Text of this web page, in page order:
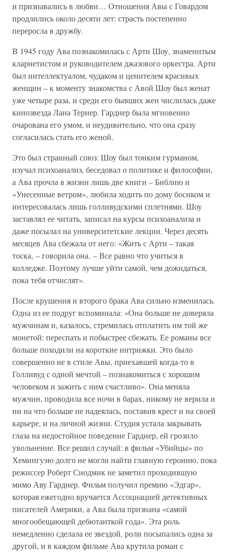
и признавались в любви… Отношения Авы с Говардом
продлились около десяти лет: страсть постепенно
переросла в дружбу.
В 1945 году Ава познакомилась с Арти Шоу, знаменитым
кларнетистом и руководителем джазового оркестра. Арти
был интеллектуалом, чудаком и ценителем красивых
женщин – к моменту знакомства с Авой Шоу был женат
уже четыре раза, и среди его бывших жен числилась даже
кинозвезда Лана Тернер. Гарднер была мгновенно
очарована его умом, и неудивительно, что она сразу
согласилась стать его женой.
Это был странный союз: Шоу был тонким гурманом,
изучал психоанализ, беседовал о политике и философии,
а Ава прочла в жизни лишь две книги – Библию и
«Унесенные ветром», любила ходить по дому босиком и
интересовалась лишь голливудскими сплетнями. Шоу
заставлял ее читать, записал на курсы психоанализа и
даже посылал на университетские лекции. Через десять
месяцев Ава сбежала от него: «Жить с Арти – такая
тоска, – говорила она. – Все равно что учиться в
колледже. Поэтому лучше уйти самой, чем дожидаться,
пока тебя отчислят».
После крушения и второго брака Ава сильно изменилась.
Одна из ее подруг вспоминала: «Она больше не доверяла
мужчинам и, казалось, стремилась отплатить им той же
монетой: переспать и побыстрее сбежать. Ее романы все
больше походили на короткие интрижки. Это было
совершенно не в стиле Авы, приехавшей когда-то в
Голливуд с одной мечтой – познакомиться с хорошим
человеком и зажить с ним счастливо». Она меняла
мужчин, проводила все ночи в барах, никому не верила и
ни на что больше не надеялась, поставив крест и на своей
карьере, и на личной жизни. Студия устала закрывать
глаза на недостойное поведение Гарднер, ей грозило
увольнение. Все решил случай: в фильм «Убийцы» по
Хемингуэю долго не могли найти главную героиню, пока
режиссер Роберт Сиодмик не заметил проходившую
мимо Аву Гарднер. Фильм получил премию «Эдгар»,
которая ежегодно вручается Ассоциацией детективных
писателей Америки, а Ава была признана «самой
многообещающей дебютанткой года». Эта роль
немедленно сделала ее звездой, роли посыпались одна за
другой, и в каждом фильме Ава крутила роман с